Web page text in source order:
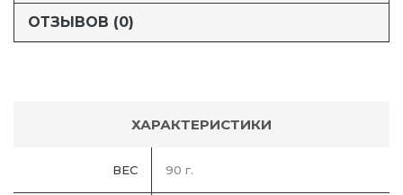
ОТЗЫВОВ (0)
ХАРАКТЕРИСТИКИ
ВЕС 90 г.